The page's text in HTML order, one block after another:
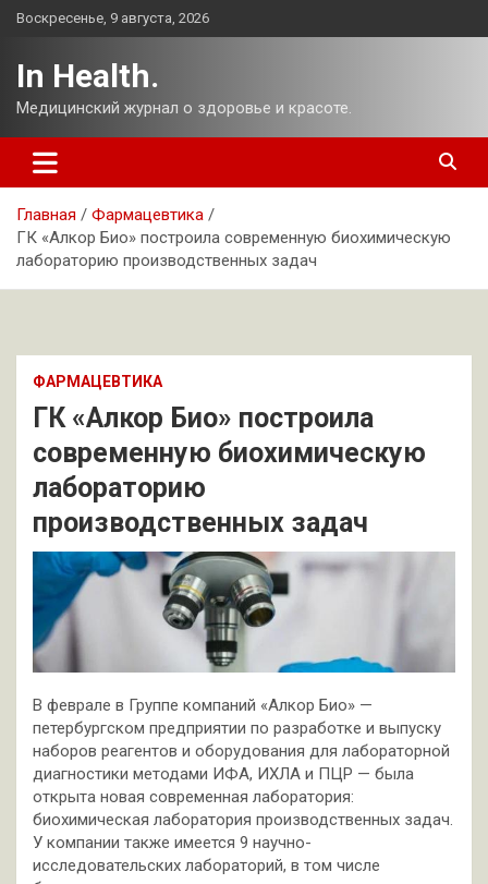
Перейти
Воскресенье, 9 августа, 2026
In Health.
Медицинский журнал о здоровье и красоте.
Главная
Фармацевтика
ГК «Алкор Био» построила современную биохимическую
лабораторию производственных задач
ФАРМАЦЕВТИКА
ГК «Алкор Био» построила
современную биохимическую
лабораторию
производственных задач
В феврале в Группе компаний «Алкор Био» —
петербургском предприятии по разработке и выпуску
наборов реагентов и оборудования для лабораторной
диагностики методами ИФА, ИХЛА и ПЦР — была
открыта новая современная лаборатория:
биохимическая лаборатория производственных задач.
У компании также имеется 9 научно-
исследовательских лабораторий, в том числе